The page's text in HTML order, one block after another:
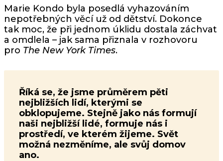
Marie Kondo byla posedlá vyhazováním
nepotřebných věcí už od dětství. Dokonce
tak moc, že při jednom úklidu dostala záchvat
a omdlela – jak sama přiznala v rozhovoru
pro The New York Times.
Říká se, že jsme průměrem pěti
nejbližších lidí, kterými se
obklopujeme. Stejně jako nás formují
naši nejbližší lidé, formuje nás i
prostředí, ve kterém žijeme. Svět
možná nezměníme, ale svůj domov
ano.